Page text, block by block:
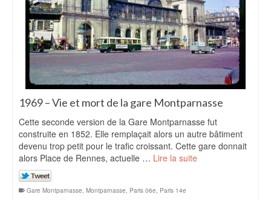
1969 – Vie et mort de la gare Montparnasse
Cette seconde version de la Gare Montparnasse fut
construite en 1852. Elle remplaçait alors un autre bâtiment
devenu trop petit pour le trafic croissant. Cette gare donnait
alors Place de Rennes, actuelle … Lire la suite
Gare Montparnasse, Montparnasse, Paris 06e, Paris 14e